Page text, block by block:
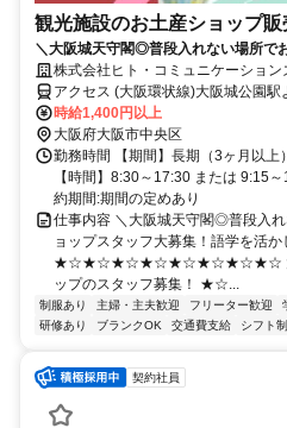
観光施設のお土産ショップ販
＼大阪城天守閣◎普段入れない場所で
フ大募集！語学を活かして稼ごう◎
株式会社ヒト・コミュニケーション
アクセス (大阪環状線)大阪城公園駅
時給1,400円以上
大阪府大阪市中央区
勤務時間 【期間】長期（3ヶ月以上
【時間】8:30～17:30 または 9:15
約期間:期間の定めあり
仕事内容 ＼大阪城天守閣◎普段入
ョップスタッフ大募集！語学を活
★☆★☆★☆★☆★☆★☆★☆★☆ 大阪城
ップのスタッフ募集！ ★☆...
制服あり 主婦・主夫歓迎 フリーター歓迎
研修あり
ブランクOK 交通費支給 シフト制
契約社員